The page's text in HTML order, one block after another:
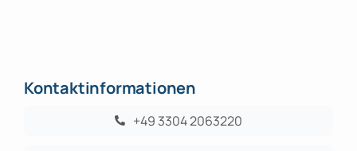
Kontaktinformationen
+49 3304 2063220